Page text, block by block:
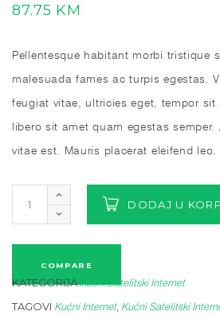
87.75 KM
Pellentesque habitant morbi tristique
malesuada fames ac turpis egestas.
feugiat vitae, ultricies eget, tempor sit
libero sit amet quam egestas semper.
vitae est. Mauris placerat eleifend leo.
DODAJ U
COMPARE
KATEGORIJA Kućni Satelitski Internet
TAGOVI Kućni Internet, Kućni Satelitski